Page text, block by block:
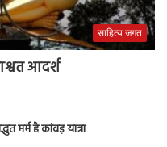
साहित्य जगत
आदर्श
मर्म है कांवड़ यात्रा